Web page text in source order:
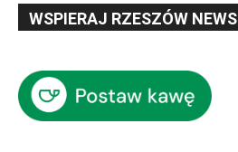
WSPIERAJ RZESZÓW NEWS